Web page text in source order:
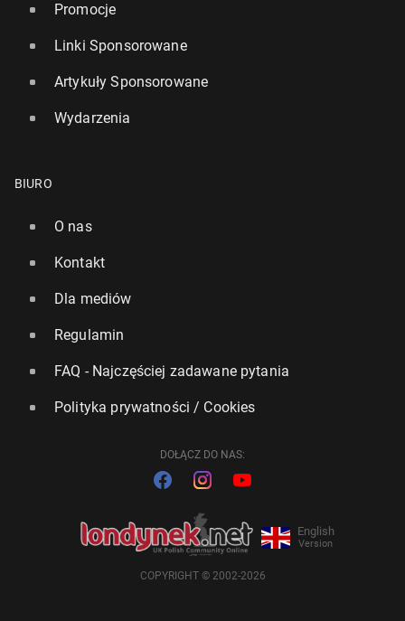
Promocje
Linki Sponsorowane
Artykuły Sponsorowane
Wydarzenia
BIURO
O nas
Kontakt
Dla mediów
Regulamin
FAQ - Najczęściej zadawane pytania
Polityka prywatności / Cookies
DOŁĄCZ DO NAS:
English
Version
COPYRIGHT © 2002-2026